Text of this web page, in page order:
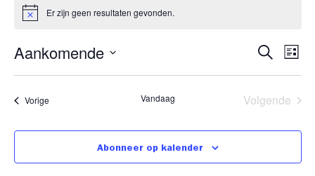
BerichtEr zijn geen resultaten gevonden.
en
Zoeken
Lijst
Aankomende
een
VorigeEvenementen Vandaag Volgende
Abonneer op kalender